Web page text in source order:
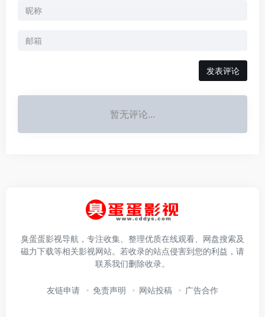
发表评论
暂无评论...
臭蛋蛋影视导航，专注收集、整理优质在线观看、网盘搜索及
磁力下载等相关影视网站。若收录的站点侵害到您的利益，请
联系我们删除收录。
友链申请 免责声明 网站投稿 广告合作